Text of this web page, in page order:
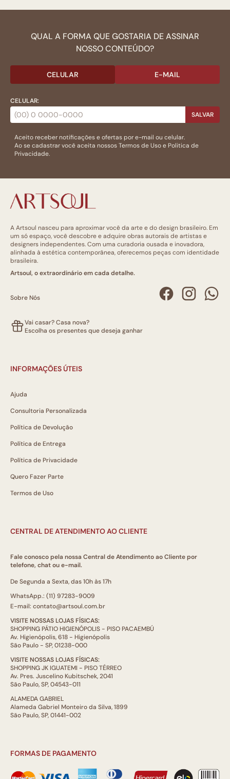
QUAL A FORMA QUE GOSTARIA DE ASSINAR
NOSSO CONTEÚDO?
CELULAR E-MAIL
CELULAR:
SALVAR
Aceito receber notificações e ofertas por e-mail ou celular.
Ao se cadastrar você aceita nossosTermos de Usoe Politica de
Privacidade.
A Artsoul nasceu para aproximar você da arte e do design brasileiro. Em
um só espaço, você descobre e adquire obras autorais de artistas e
designers independentes. Com uma curadoria ousada e inovadora,
alinhada à estética contemporânea, oferecemos peças com identidade
brasileira.
Artsoul, o extraordinário em cada detalhe.
Sobre Nós
Vai casar? Casa nova?
Escolha os presentes que deseja ganhar
INFORMAÇÕES ÚTEIS
Ajuda
Consultoria Personalizada
Política de Devolução
Política de Entrega
Política de Privacidade
Quero Fazer Parte
Termos de Uso
CENTRAL DE ATENDIMENTO AO CLIENTE
Fale conosco pela nossa Central de Atendimento ao Cliente por
telefone, chat ou e-mail.
De Segunda a Sexta, das 10h às 17h
WhatsApp.: (11) 97283-9009
E-mail: contato@artsoul.com.br
VISITE NOSSAS LOJAS FÍSICAS:
SHOPPING PÁTIO HIGIENÓPOLIS - PISO PACAEMBÚ
Av. Higienópolis, 618 - Higienópolis
São Paulo - SP, 01238-000
VISITE NOSSAS LOJAS FÍSICAS:
SHOPPING JK IGUATEMI - PISO TÉRREO
Av. Pres. Juscelino Kubitschek, 2041
São Paulo, SP, 04543-011
ALAMEDA GABRIEL
Alameda Gabriel Monteiro da Silva, 1899
São Paulo, SP, 01441-002
FORMAS DE PAGAMENTO